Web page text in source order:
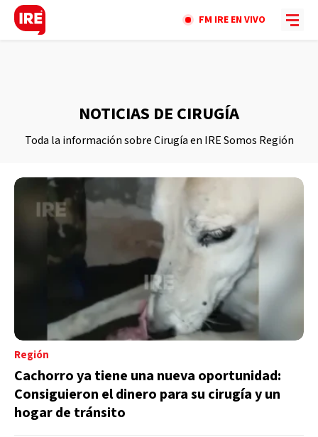
FM IRE EN VIVO
NOTICIAS DE CIRUGÍA
Toda la información sobre Cirugía en IRE Somos Región
Región
Cachorro ya tiene una nueva oportunidad:
Consiguieron el dinero para su cirugía y un
hogar de tránsito